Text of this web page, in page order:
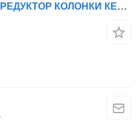
Кермовий редуктор DAF РЕДУКТОР КОЛОНКИ КЕРМОВОЇ DAF XF106 EURO 6 >2013 до тягача DAF XF, CF